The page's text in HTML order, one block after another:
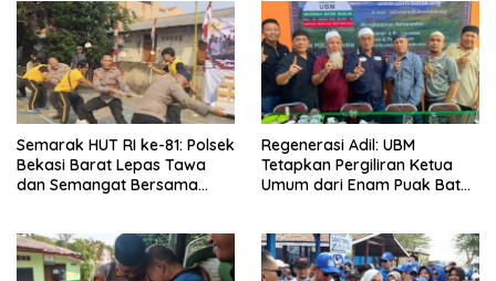
Semarak HUT RI ke-81: Polsek
Bekasi Barat Lepas Tawa
dan Semangat Bersama
Regenerasi Adil: UBM
Tetapkan Pergiliran Ketua
Umum dari Enam Puak Batak